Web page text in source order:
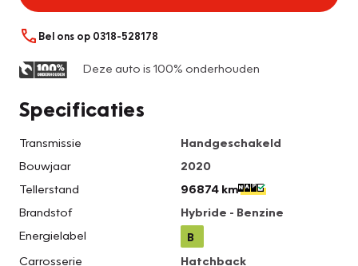
Bel ons op 0318-528178
Deze auto is 100% onderhouden
Specificaties
Transmissie
Handgeschakeld
Bouwjaar
2020
Tellerstand
96874 km
Brandstof
Hybride - Benzine
Energielabel
B
Carrosserie
Hatchback